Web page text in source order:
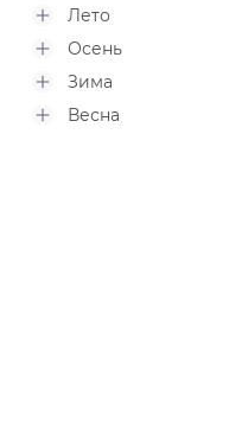
Лето
Осень
Зима
Весна